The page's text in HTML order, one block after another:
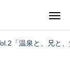
「温泉と、兄と